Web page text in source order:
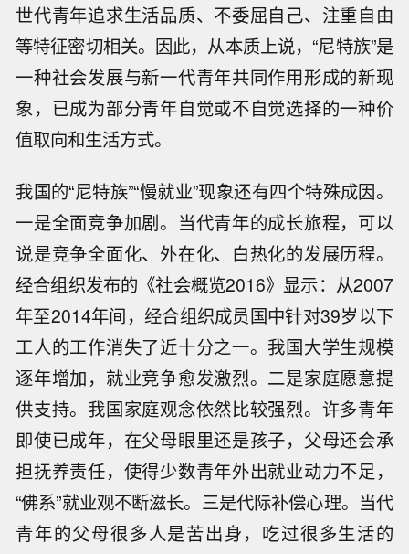
世代青年追求生活品质、不委屈自己、注重自由
等特征密切相关。因此，从本质上说，“尼特族”是
一种社会发展与新一代青年共同作用形成的新现
象，已成为部分青年自觉或不自觉选择的一种价
值取向和生活方式。
我国的“尼特族”“慢就业”现象还有四个特殊成因。
一是全面竞争加剧。当代青年的成长旅程，可以
说是竞争全面化、外在化、白热化的发展历程。
经合组织发布的《社会概览2016》显示：从2007
年至2014年间，经合组织成员国中针对39岁以下
工人的工作消失了近十分之一。我国大学生规模
逐年增加，就业竞争愈发激烈。二是家庭愿意提
供支持。我国家庭观念依然比较强烈。许多青年
即使已成年，在父母眼里还是孩子，父母还会承
担抚养责任，使得少数青年外出就业动力不足，
“佛系”就业观不断滋长。三是代际补偿心理。当代
青年的父母很多人是苦出身，吃过很多生活的